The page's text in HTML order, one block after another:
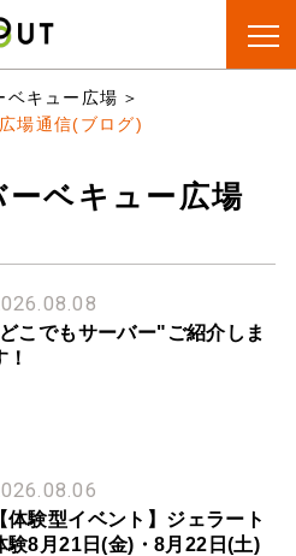
BBQ&CAMP
ちリスト
ベキュー広場
場通信(ブログ)
ベキュー広場
こでもサーバー"ご紹介しま
！
【体験型イベント】ジェラート
験8月21日(金)・8月22日(土)